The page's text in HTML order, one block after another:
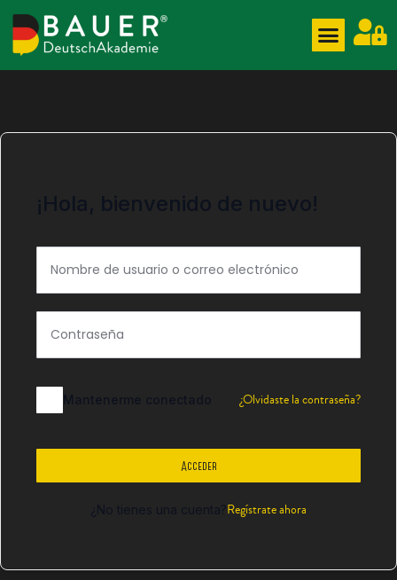
¡Hola, bienvenido de nuevo!
Mantenerme conectado ¿Olvidaste la contraseña?
Acceder
¿No tienes una cuenta?Regístrate ahora